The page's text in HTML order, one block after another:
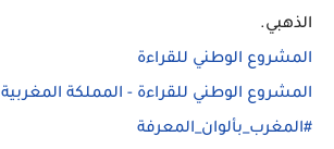
الذهبي.
المشروع الوطني للقراءة
المشروع الوطني للقراءة - المملكة المغربية
#المغرب_بألوان_المعرفة